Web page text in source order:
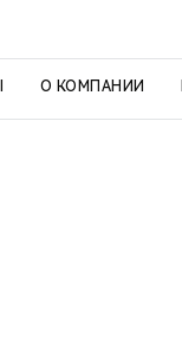
О КОМПАНИИ